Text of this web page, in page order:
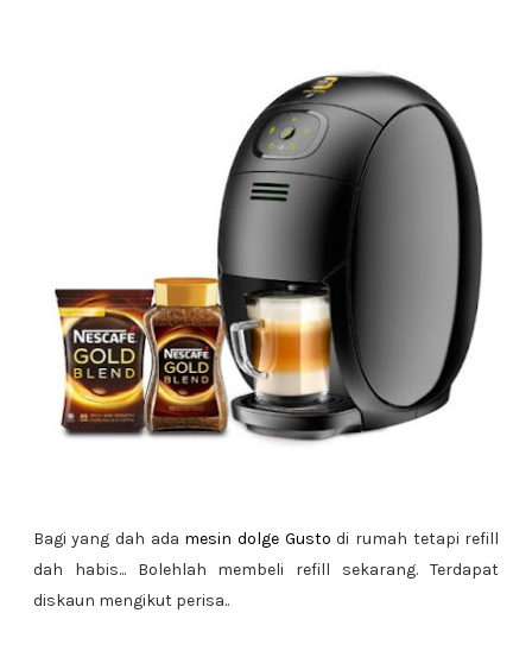
Bagi yang dah ada mesin dolge Gusto di rumah tetapi refill
dah habis... Bolehlah membeli refill sekarang. Terdapat
diskaun mengikut perisa..